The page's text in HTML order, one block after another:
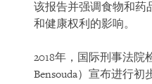
该报告并强调食物和药
和健康权利的影响。
2018年，国际刑事法院
Bensouda）宣布进行初